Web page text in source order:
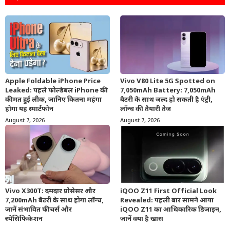
Apple Foldable iPhone Price
Leaked: पहले फोल्डेबल iPhone की
कीमत हुई लीक, जानिए कितना महंगा
होगा यह स्मार्टफोन
August 7, 2026
Vivo V80 Lite 5G Spotted on
7,050mAh Battery: 7,050mAh
बैटरी के साथ जल्द हो सकती है एंट्री,
लॉन्च की तैयारी तेज
August 7, 2026
Vivo X300T: दमदार प्रोसेसर और
7,200mAh बैटरी के साथ होगा लॉन्च,
जानें संभावित फीचर्स और
स्पेसिफिकेशन
iQOO Z11 First Official Look
Revealed: पहली बार सामने आया
iQOO Z11 का आधिकारिक डिजाइन,
जानें क्या है खास